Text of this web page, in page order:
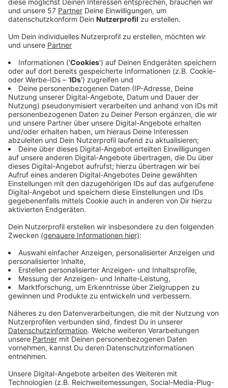
Gordon Wenzek ist im Vorstand des Stadtverbandes
der Essener Kinder und Jugendverbände und war als
Betreuer mit der Reisegruppe unterwegs. Eine Woche
lang hatte die Gruppe laut ihm einen spannenden
kulturellen Austausch. Am Samstag (07.10.) ist der
Krieg ausgebrochen. Wohl wissend um die politischen
Spannungen im Land hatte sich die Gruppe auf
bestimmte Notfallszenarien vorbereitet. Dass es zu
einem solchen Ausnahmezustand kommen würde,
damit hatte die Gruppe nicht gerechnet. Am
Samstagmorgen gegen 06:32 Uhr Ortszeit gingen die
ersten Luftschutz-Sirenen.
Anzeige
"Als die ersten Knallgeräusche zu hören waren,
die restlichen Jugendlichen geweckt und sind in
und haben Schutz gesucht."(Gordon Wenzek,
Betreuer der Gruppe)
Anzeige
Jugendliche flüchten in Schutzräume
Anzeige
Jedes Apartment ist mit einem drei mal drei Meter